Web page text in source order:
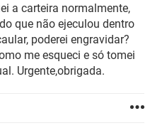
a carteira normalmente,
que não ejeculou dentro
poderei engravidar?
me esqueci e só tomei
Urgente,obrigada.